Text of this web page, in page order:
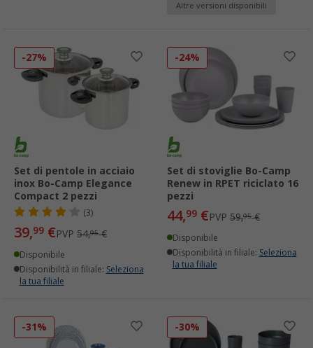
Altre versioni disponibili
-27%
Set di pentole in acciaio
inox Bo-Camp Elegance
Compact 2 pezzi
(3)
39,99 €PVP 54,95€
Disponibile
Disponibilità in filiale: Seleziona
la tua filiale
-24%
Set di stoviglie Bo-Camp
Renew in RPET riciclato 16
pezzi
44,99 €PVP 59,95€
Disponibile
Disponibilità in filiale: Seleziona
la tua filiale
-31% -30%